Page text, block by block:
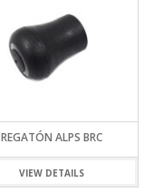
REGATÓN ALPS BRC
VIEW DETAILS